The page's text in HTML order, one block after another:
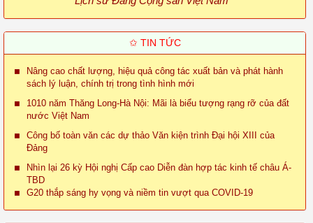
✩ TIN TỨC
Nâng cao chất lượng, hiệu quả công tác xuất bản và phát hành
sách lý luận, chính trị trong tình hình mới
1010 năm Thăng Long-Hà Nội: Mãi là biểu tượng rạng rỡ của đất
nước Việt Nam
Công bố toàn văn các dự thảo Văn kiện trình Đại hội XIII của
Đảng
Nhìn lại 26 kỳ Hội nghị Cấp cao Diễn đàn hợp tác kinh tế châu Á-
TBD
G20 thắp sáng hy vọng và niềm tin vượt qua COVID-19